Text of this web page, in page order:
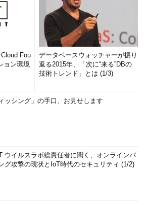
Fou
ョン環境
データベースウォッチャーが振り
返る2015年、「次に“来る”DBの
技術トレンド」とは (1/3)
ッシング」の手口、お見せします
ウイルスラボ総責任者に聞く、オンラインバ
グ攻撃の現状とIoT時代のセキュリティ (1/2)